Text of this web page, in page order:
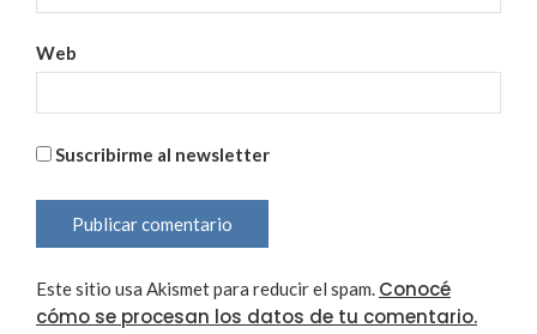
Web
Suscribirme al newsletter
Este sitio usa Akismet para reducir el spam. Conocé
cómo se procesan los datos de tu comentario.